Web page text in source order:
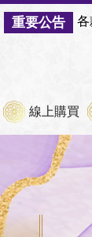
各款禮盒中秋
線上購買